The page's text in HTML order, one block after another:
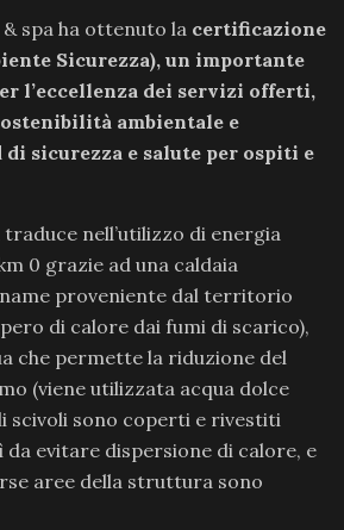
& spa ha ottenuto la certificazione
Sicurezza), un importante
l’eccellenza dei servizi offerti,
ambientale e
di sicurezza e salute per ospiti e
nell’utilizzo di energia
0 grazie ad una caldaia
proveniente dal territorio
di calore dai fumi di scarico),
che permette la riduzione del
(viene utilizzata acqua dolce
scivoli sono coperti e rivestiti
evitare dispersione di calore, e
aree della struttura sono